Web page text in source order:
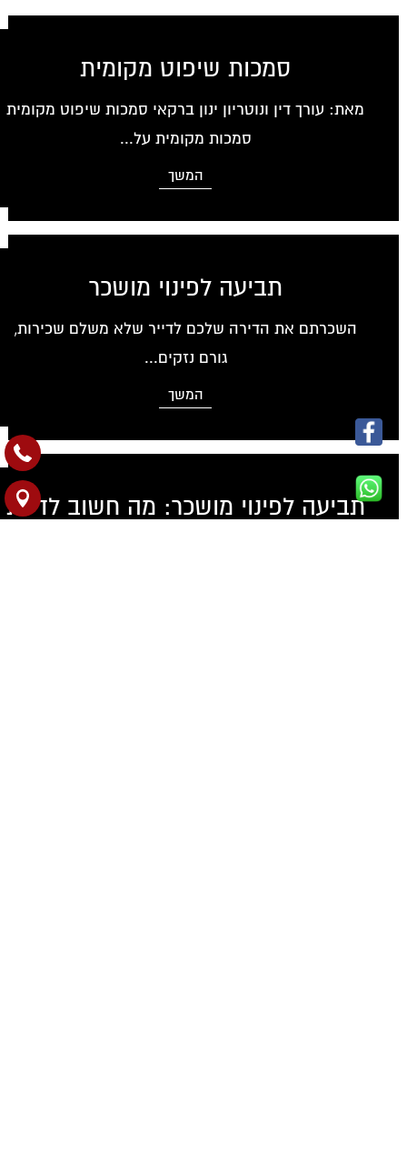
סמכות שיפוט מקומית
מאת: עורך דין ונוטריון ינון ברקאי סמכות שיפוט מקומית
סמכות מקומית על...
המשך
תביעה לפינוי מושכר
השכרתם את הדירה שלכם לדייר שלא משלם שכירות,
גורם נזקים...
המשך
תביעה לפינוי מושכר: מה חשוב לדעת